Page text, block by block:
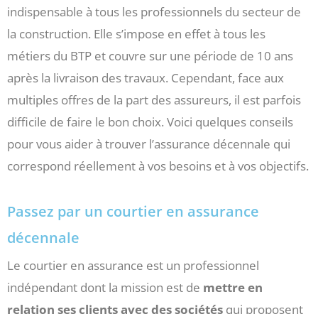
indispensable à tous les professionnels du secteur de
la construction. Elle s’impose en effet à tous les
métiers du BTP et couvre sur une période de 10 ans
après la livraison des travaux. Cependant, face aux
multiples offres de la part des assureurs, il est parfois
difficile de faire le bon choix. Voici quelques conseils
pour vous aider à trouver l’assurance décennale qui
correspond réellement à vos besoins et à vos objectifs.
Passez par un courtier en assurance
décennale
Le courtier en assurance est un professionnel
indépendant dont la mission est de mettre en
relation ses clients avec des sociétés qui proposent